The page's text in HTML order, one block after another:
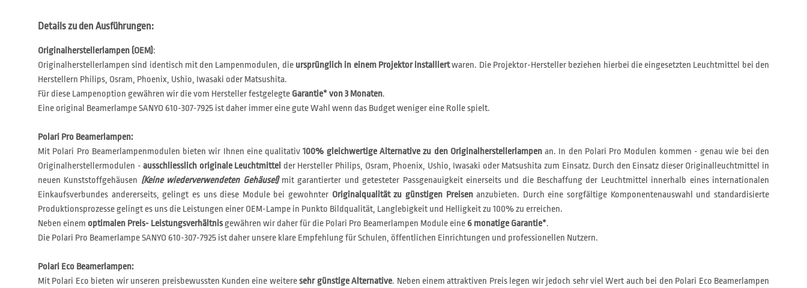
Details zu den Ausführungen:
Originalherstellerlampen (OEM):
Originalherstellerlampen sind identisch mit den Lampenmodulen, die ursprünglich in einem Projektor installiertwaren. Die Projektor-Hersteller beziehen hierbei die eingesetzten Leuchtmittel bei den
Herstellern Philips, Osram, Phoenix, Ushio, Iwasaki oder Matsushita.
Für diese Lampenoption gewähren wir die vom Hersteller festgelegte Garantie* von 3 Monaten.
Eine original Beamerlampe SANYO 610-307-7925 ist daher immer eine gute Wahl wenn das Budget weniger eine Rolle spielt.
Polari Pro Beamerlampen:
Mit Polari Pro Beamerlampenmodulen bieten wir Ihnen eine qualitativ100% gleichwertige Alternative zu den Originalherstellerlampenan. In den Polari Pro Modulen kommen - genau wie bei den
Originalherstellermodulen -ausschliesslich originale Leuchtmittel der Hersteller Philips, Osram, Phoenix, Ushio, Iwasaki oder Matsushita zum Einsatz. Durch den Einsatz dieser Originalleuchtmittel in
neuen Kunststoffgehäusen (Keine wiederverwendeten Gehäuse!)mit garantierter und getesteter Passgenauigkeit einerseits und die Beschaffung der Leuchtmittel innerhalb eines internationalen
Einkaufsverbundes andererseits, gelingt es uns diese Module bei gewohnter Originalqualität zu günstigen Preisenanzubieten. Durch eine sorgfältige Komponentenauswahl und standardisierte
Produktionsprozesse gelingt es uns die Leistungen einer OEM-Lampe in Punkto Bildqualität, Langlebigkeit und Helligkeit zu 100% zu erreichen.
Neben einem optimalen Preis- Leistungsverhältnisgewähren wir daher für die Polari Pro Beamerlampen Module eine 6 monatige Garantie*.
Die Polari Pro Beamerlampe SANYO 610-307-7925 ist daher unsere klare Empfehlung für Schulen, öffentlichen Einrichtungen und professionellen Nutzern.
Polari Eco Beamerlampen:
Mit Polari Eco bieten wir unseren preisbewussten Kunden eine weiteresehr günstige Alternative. Neben einem attraktiven Preis legen wir jedoch sehr viel Wert auch bei den Polari Eco Beamerlampen